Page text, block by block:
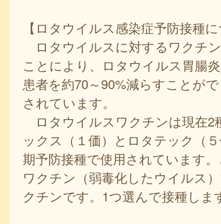
【ロタウイルス感染症予防接種
ロタウイルスに対するワクチ
ことにより、ロタウイルス胃腸
患者を約70～90%減らすことが
されています。
ロタウイルスワクチンは現在2
ックス（１価）とロタテック（
期予防接種で使用されています
ワクチン（弱毒化したウイルス
クチンです。1つ選んで接種しま